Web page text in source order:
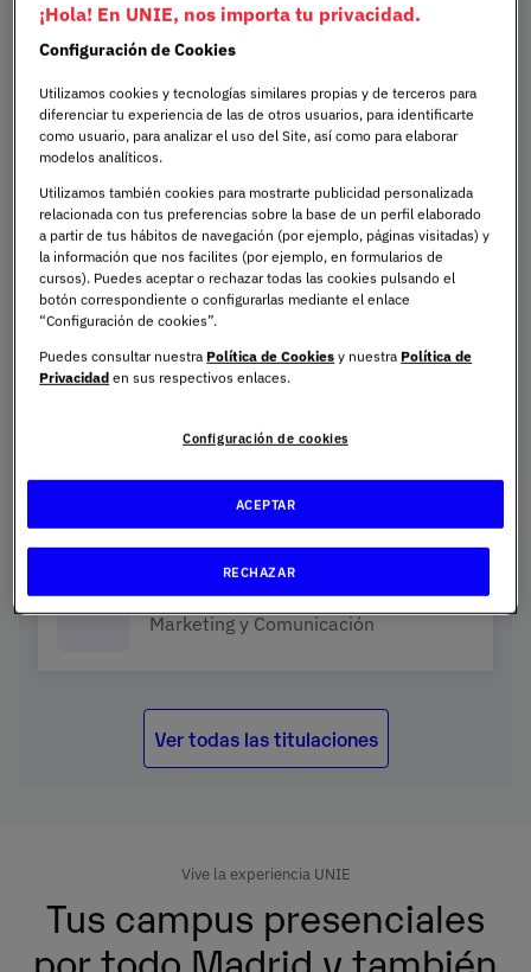
Ver todas las titulaciones
Ingeniería, Ciencia y Tecnología
Educación
Business & Tech
Derecho y RRII
Marketing y Comunicación
Vive la experiencia UNIE
Tus campus presenciales
por todo Madrid y también
¡Hola! En UNIE, nos importa tu privacidad.
Configuración de Cookies
Utilizamos cookies y tecnologías similares propias y de terceros para
diferenciar tu experiencia de las de otros usuarios, para identificarte
como usuario, para analizar el uso del Site, así como para elaborar
modelos analíticos.
Utilizamos también cookies para mostrarte publicidad personalizada
relacionada con tus preferencias sobre la base de un perfil elaborado
a partir de tus hábitos de navegación (por ejemplo, páginas visitadas) y
la información que nos facilites (por ejemplo, en formularios de
cursos). Puedes aceptar o rechazar todas las cookies pulsando el
botón correspondiente o configurarlas mediante el enlace
“Configuración de cookies”.
Puedes consultar nuestra Política de Cookies y nuestra Política de
Privacidad en sus respectivos enlaces.
Configuración de cookies
RECHAZAR
ACEPTAR